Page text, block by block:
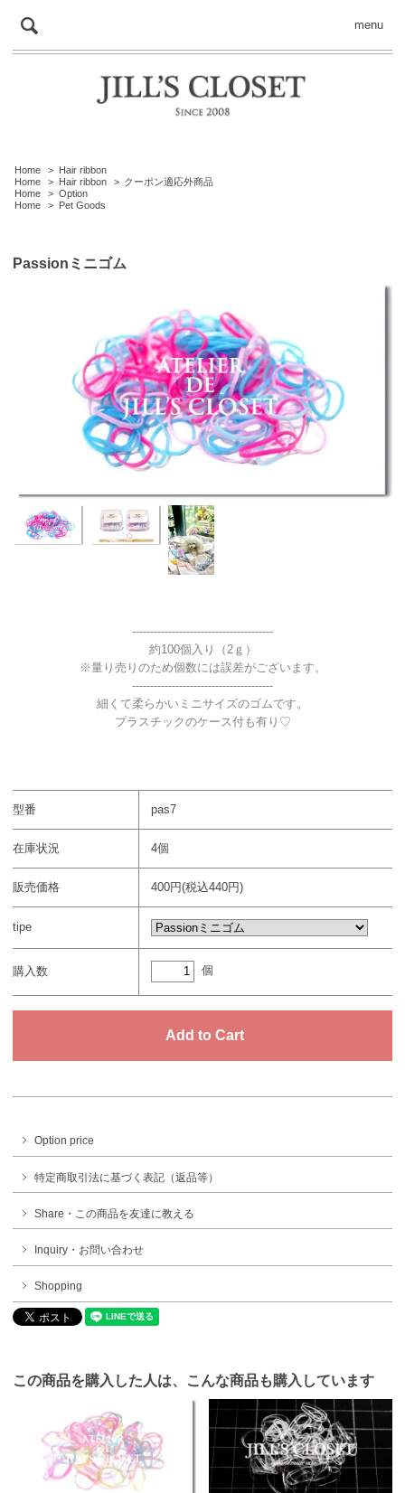
menu
Home > Hair ribbon
Home
> Hair ribbon > クーポン適応外商品
Home
> Option
Home
> Pet Goods
Passionミニゴム
---------------------------------------
約100個入り（2ｇ）
※量り売りのため個数には誤差がございます。
---------------------------------------
細くて柔らかいミニサイズのゴムです。
プラスチックのケース付も有り♡
型番 pas7
在庫状況 4個
販売価格 400円(税込440円)
tipe
購入数 個
Option price
特定商取引法に基づく表記（返品等）
Share・この商品を友達に教える
Inquiry・お問い合わせ
Shopping
この商品を購入した人は、こんな商品も購入しています